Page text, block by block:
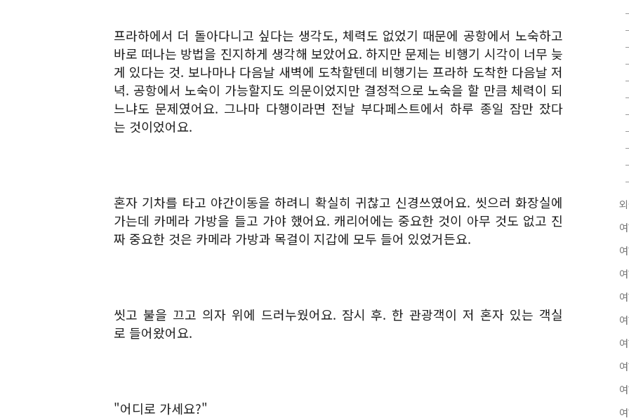
프라하에서 더 돌아다니고 싶다는 생각도, 체력도 없었기 때문에 공항에서 노숙하고
바로 떠나는 방법을 진지하게 생각해 보았어요. 하지만 문제는 비행기 시각이 너무 늦
게 있다는 것. 보나마나 다음날 새벽에 도착할텐데 비행기는 프라하 도착한 다음날 저
녁. 공항에서 노숙이 가능할지도 의문이었지만 결정적으로 노숙을 할 만큼 체력이 되
느냐도 문제였어요. 그나마 다행이라면 전날 부다페스트에서 하루 종일 잠만 잤다
는 것이었어요.
혼자 기차를 타고 야간이동을 하려니 확실히 귀찮고 신경쓰였어요. 씻으러 화장실에
가는데 카메라 가방을 들고 가야 했어요. 캐리어에는 중요한 것이 아무 것도 없고 진
짜 중요한 것은 카메라 가방과 목걸이 지갑에 모두 들어 있었거든요.
씻고 불을 끄고 의자 위에 드러누웠어요. 잠시 후. 한 관광객이 저 혼자 있는 객실
로 들어왔어요.
"어디로 가세요?"